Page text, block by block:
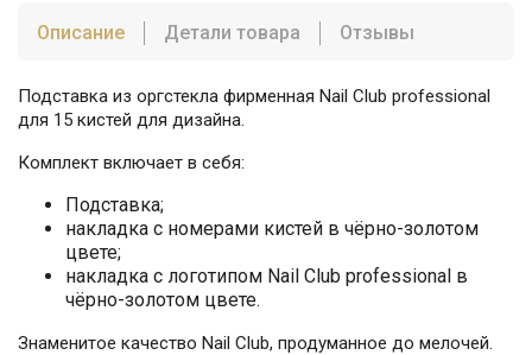
Описание Детали товара Отзывы
Подставка из оргстекла фирменная Nail Club professional
для 15 кистей для дизайна.
Комплект включает в себя:
Подставка;
накладка с номерами кистей в чёрно-золотом
цвете;
накладка с логотипом Nail Club professional в
чёрно-золотом цвете.
Знаменитое качество Nail Club, продуманное до мелочей.